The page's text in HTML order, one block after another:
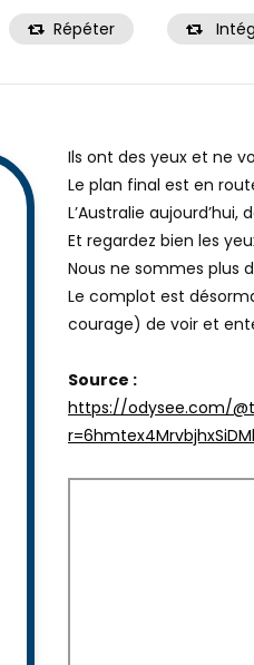
Répéter
Ils ont des yeux et ne
Le plan final est en
L’Australie aujourd’hui,
Et regardez bien les
Nous ne sommes plus
Le complot est
courage) de voir et
Source :
https://odysee.com/